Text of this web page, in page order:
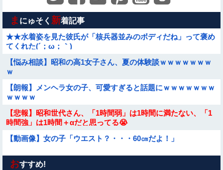
ま にゅそく 新着記事
★★水着姿を見た彼氏が「核兵器並みのボディだね」って褒め
てくれた(´；ω；｀)
【悩み相談】昭和の高1女子さん、夏の体験談ｗｗｗｗｗｗｗ
ｗ
【朗報】メンヘラ女の子、可愛すぎると話題にｗｗｗｗｗｗｗ
ｗｗｗｗ
【悲報】昭和世代さん、「1時間弱」は1時間に満たない、「1
時間強」は1時間＋αだと思ってる😭
【動画像】女の子「ウエスト？・・・60㎝だよ！」
★★昨晩、久しぶりに嫁とセックスしたんだが・・・
おすすめ!